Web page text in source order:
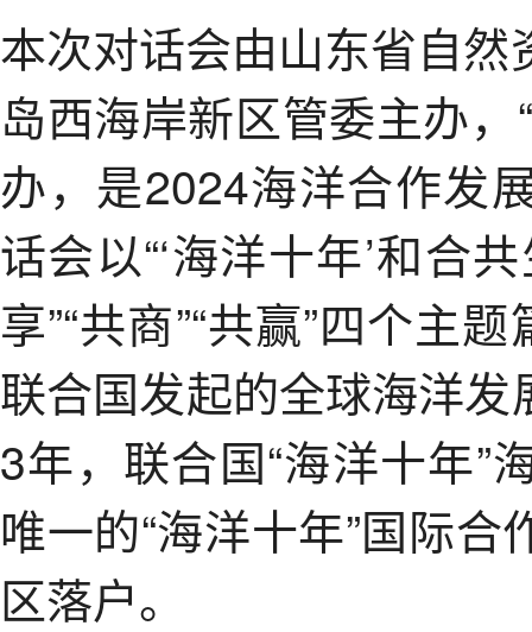
本次对话会由山东省自
岛西海岸新区管委主办
办，是2024海洋合作发
话会以“‘海洋十年’和合
享”“共商”“共赢”四个主
联合国发起的全球海洋
3年，联合国“海洋十年”
唯一的“海洋十年”国际
区落户。